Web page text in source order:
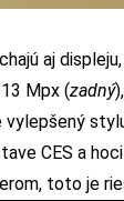
aj
Mpx (zadný
vylepšený
CES a
toto je